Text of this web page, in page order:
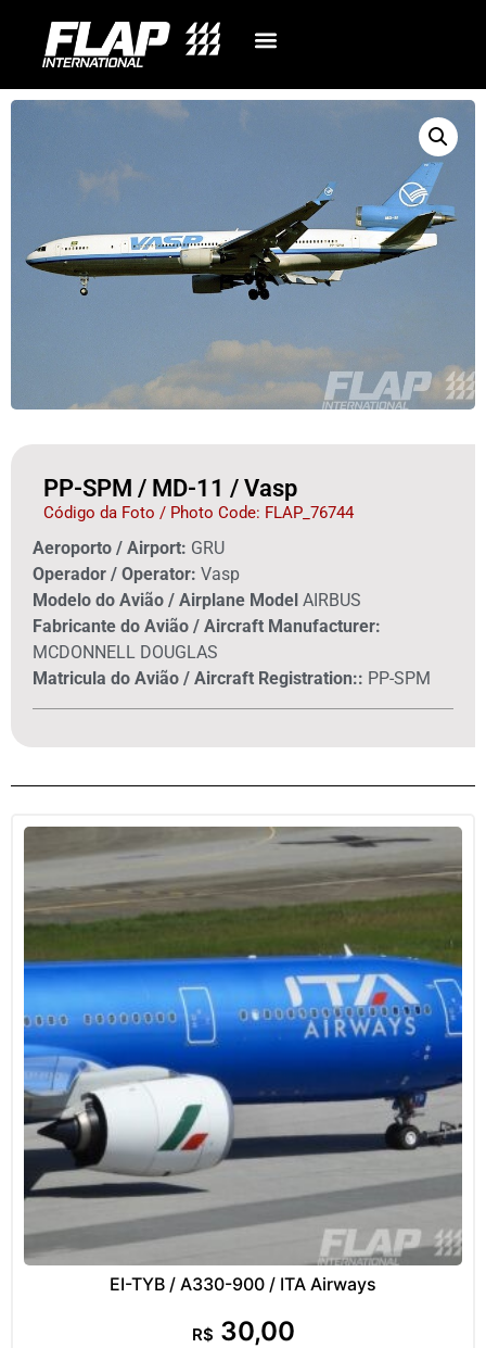
PP-SPM / MD-11 / Vasp
Código da Foto / Photo Code: FLAP_76744
Aeroporto / Airport: GRU
Operador / Operator: Vasp
Modelo do Avião / Airplane Model AIRBUS
Fabricante do Avião / Aircraft Manufacturer:
MCDONNELL DOUGLAS
Matricula do Avião / Aircraft Registration:: PP-SPM
EI-TYB / A330-900 / ITA Airways
R$ 30,00